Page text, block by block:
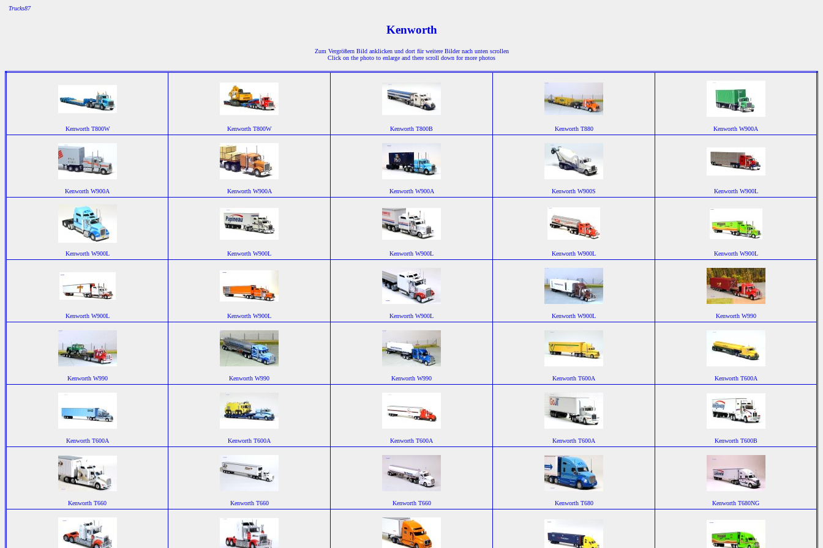
Trucks87
Kenworth
Zum Vergrößern Bild anklicken und dort für weitere Bilder nach unten scrollen
Click on the photo to enlarge and there scroll down for more photos
Kenworth T800W Kenworth T800W Kenworth T800B Kenworth T880 Kenworth W900A
Kenworth W900A Kenworth W900A Kenworth W900A Kenworth W900S Kenworth W900L
Kenworth W900L Kenworth W900L Kenworth W900L Kenworth W900L Kenworth W900L
Kenworth W900L Kenworth W900L Kenworth W900L Kenworth W900L Kenworth W990
Kenworth W990 Kenworth W990 Kenworth W990 Kenworth T600A Kenworth T600A
Kenworth T600A Kenworth T600A Kenworth T600A Kenworth T600A Kenworth T600B
Kenworth T660 Kenworth T660 Kenworth T660 Kenworth T680 Kenworth T680NG